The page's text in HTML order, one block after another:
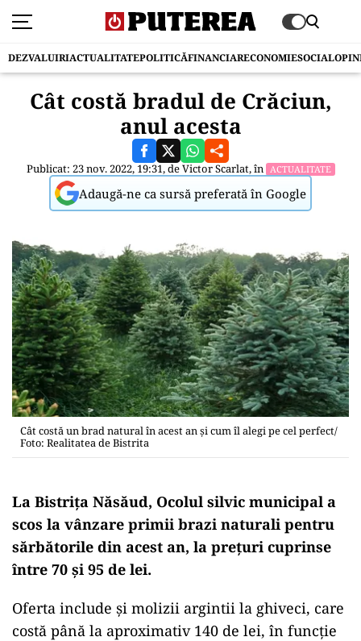
DEZVALUIRIACTUALITATEPOLITICĂFINANCIARECONOMIESOCIAL
Cât costă bradul de Crăciun,
anul acesta
Publicat: 23 nov. 2022, 19:31, deVictor Scarlat, în ACTUALITATE
Adaugă-ne ca sursă preferată în Google
Cât costă un brad natural în acest an și cum îl alegi pe cel perfect/
Foto: Realitatea de Bistrita
La Bistrița Năsăud, Ocolul silvic municipal a
scos la vânzare primii brazi naturali pentru
sărbătorile din acest an, la prețuri cuprinse
între 70 şi 95 de lei.
Oferta include și molizii argintii la ghiveci, care
costă până la aproximativ 140 de lei, în funcţie